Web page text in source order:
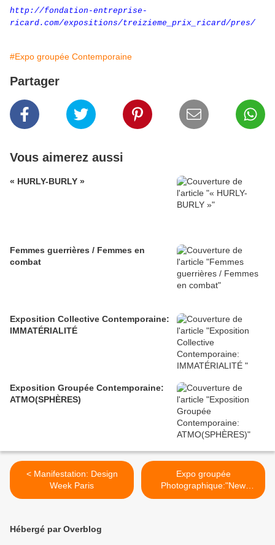
http://fondation-entreprise-
ricard.com/expositions/treizieme_prix_ricard/pres/
#Expo groupée Contemporaine
Partager
Vous aimerez aussi
« HURLY-BURLY »
Femmes guerrières / Femmes en
combat
Exposition Collective Contemporaine:
IMMATÉRIALITÉ
Exposition Groupée Contemporaine:
ATMO(SPHÈRES)
< Manifestation: Design
Week Paris
Expo groupée
Photographique:"New
photography Coréen II" >
Hébergé par Overblog